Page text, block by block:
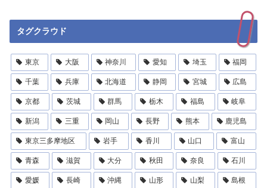
タグクラウド
東京 大阪 神奈川 愛知 埼玉 福岡
千葉 兵庫 北海道 静岡 宮城 広島
京都 茨城 群馬 栃木 福島 岐阜
新潟 三重 岡山 長野 熊本 鹿児島
東京三多摩地区 岩手 香川 山口 富山
青森 滋賀 大分 秋田 奈良 石川
愛媛 長崎 沖縄 山形 山梨 島根